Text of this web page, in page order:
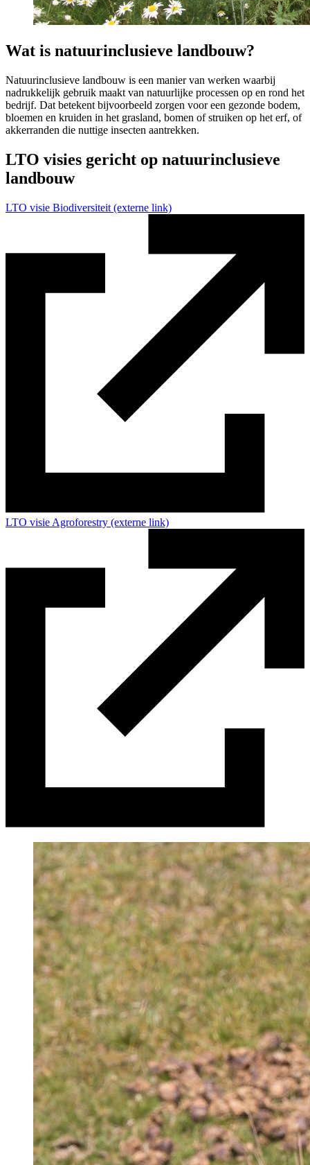
Wat is natuurinclusieve landbouw?
Natuurinclusieve landbouw is een manier van werken waarbij
nadrukkelijk gebruik maakt van natuurlijke processen op en rond het
bedrijf. Dat betekent bijvoorbeeld zorgen voor een gezonde bodem,
bloemen en kruiden in het grasland, bomen of struiken op het erf, of
akkerranden die nuttige insecten aantrekken.
LTO visies gericht op natuurinclusieve
landbouw
LTO visie Biodiversiteit (externe link)
LTO visie Agroforestry (externe link)